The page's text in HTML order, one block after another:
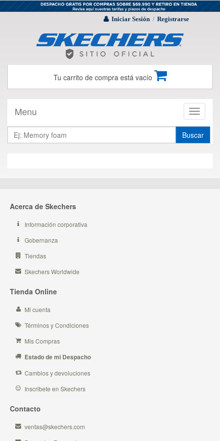
Iniciar Sesión / Registrarse
Tu carrito de compra está vacío
Toggle
Menu
Buscar
Acerca de Skechers
Información corporativa
Gobernanza
Tiendas
Skechers Worldwide
Tienda Online
Mi cuenta
Términos y Condiciones
Mis Compras
Estado de mi Despacho
Cambios y devoluciones
Inscribete en Skechers
Contacto
ventas@skechers.com